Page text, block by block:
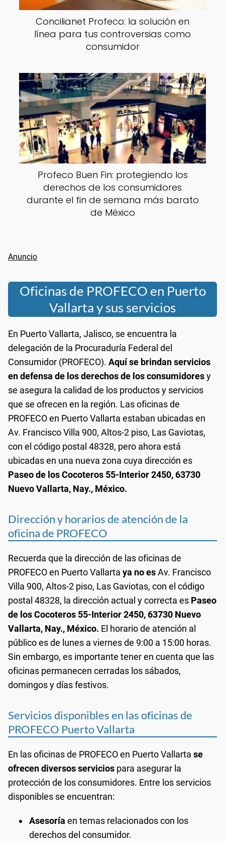
Concilianet Profeco: la solución en
línea para tus controversias como
consumidor
Profeco Buen Fin: protegiendo los
derechos de los consumidores
durante el fin de semana más barato
de México
Oficinas de PROFECO en Puerto
Vallarta y sus servicios
En Puerto Vallarta, Jalisco, se encuentra la
delegación de la Procuraduría Federal del
Consumidor (PROFECO). Aquí se brindan servicios
en defensa de los derechos de los consumidoresy
se asegura la calidad de los productos y servicios
que se ofrecen en la región. Las oficinas de
PROFECO en Puerto Vallarta estaban ubicadas en
Av. Francisco Villa 900, Altos-2 piso, Las Gaviotas,
con el código postal 48328, pero ahora está
ubicadas en una nueva zona cuya dirección es
Paseo de los Cocoteros 55-Interior 2450, 63730
Nuevo Vallarta, Nay., México.
Dirección y horarios de atención de la
oficina de PROFECO
Recuerda que la dirección de las oficinas de
PROFECO en Puerto Vallarta ya no esAv. Francisco
Villa 900, Altos-2 piso, Las Gaviotas, con el código
postal 48328, la dirección actual y correcta es Paseo
de los Cocoteros 55-Interior 2450, 63730 Nuevo
Vallarta, Nay., México. El horario de atención al
público es de lunes a viernes de 9:00 a 15:00 horas.
Sin embargo, es importante tener en cuenta que las
oficinas permanecen cerradas los sábados,
domingos y días festivos.
Servicios disponibles en las oficinas de
PROFECO Puerto Vallarta
En las oficinas de PROFECO en Puerto Vallarta se
ofrecen diversos servicios para asegurar la
protección de los consumidores. Entre los servicios
disponibles se encuentran:
Asesoría en temas relacionados con los
derechos del consumidor.